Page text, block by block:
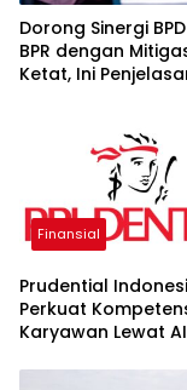
Dorong Sinergi
BPR dengan
Ketat, Ini
Finansial
Prudential
Perkuat
Karyawan Lewat